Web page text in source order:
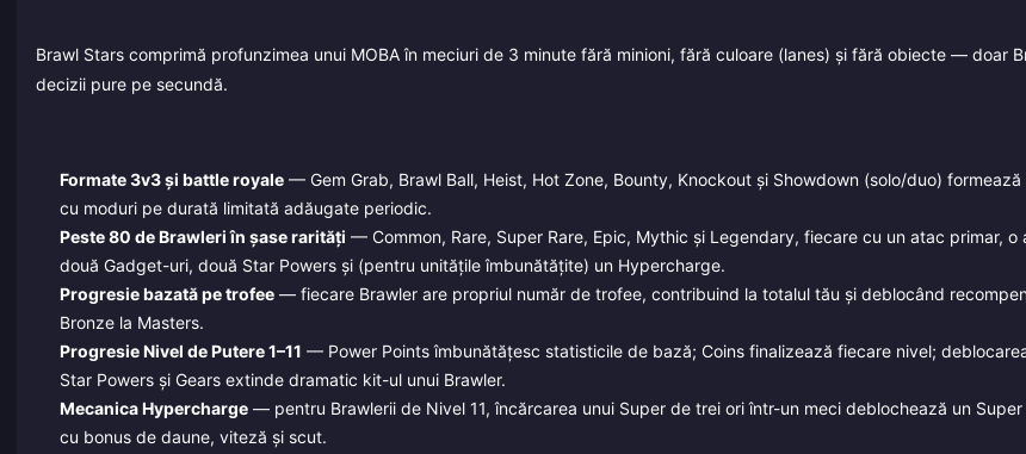
Brawl Stars comprimă profunzimea unui MOBA în meciuri de 3 minute fără minioni, fără culoare (lanes) și fără obiecte — doar
decizii pure pe secundă.
Formate 3v3 și battle royale— Gem Grab, Brawl Ball, Heist, Hot Zone, Bounty, Knockout și Showdown (solo/duo)
cu moduri pe durată limitată adăugate periodic.
Peste 80 de Brawleri în șase rarități — Common, Rare, Super Rare, Epic, Mythic și Legendary, fiecare cu un atac primar, o
două Gadget-uri, două Star Powers și (pentru unitățile îmbunătățite) un Hypercharge.
Progresie bazată pe trofee— fiecare Brawler are propriul număr de trofee, contribuind la totalul tău și deblocând
Bronze la Masters.
Progresie Nivel de Putere 1–11 — Power Points îmbunătățesc statisticile de bază; Coins finalizează fiecare nivel;
Star Powers și Gears extinde dramatic kit-ul unui Brawler.
Mecanica Hypercharge— pentru Brawlerii de Nivel 11, încărcarea unui Super de trei ori într-un meci deblochează un
cu bonus de daune, viteză și scut.